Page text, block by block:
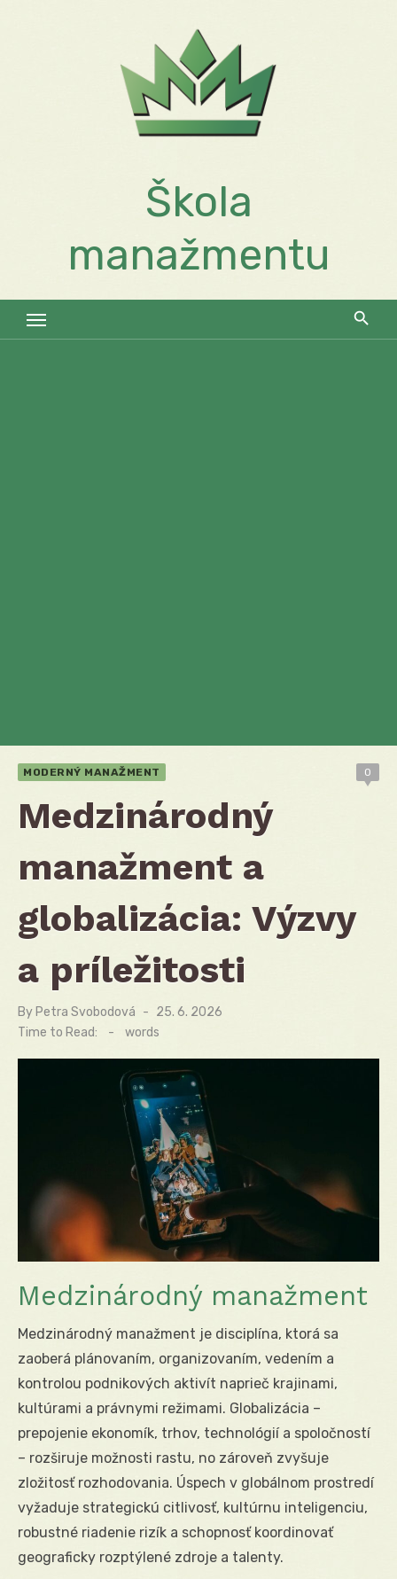
Škola
manažmentu
MODERNÝ MANAŽMENT 0
Medzinárodný
manažment a
globalizácia: Výzvy
a príležitosti
By Petra Svobodová
Posted
on
25. 6. 2026
Time to Read:
- words
Medzinárodný manažment
Medzinárodný manažment je disciplína, ktorá sa
zaoberá plánovaním, organizovaním, vedením a
kontrolou podnikových aktivít naprieč krajinami,
kultúrami a právnymi režimami. Globalizácia –
prepojenie ekonomík, trhov, technológií a spoločností
– rozširuje možnosti rastu, no zároveň zvyšuje
zložitosť rozhodovania. Úspech v globálnom prostredí
vyžaduje strategickú citlivosť, kultúrnu inteligenciu,
robustné riadenie rizík a schopnosť koordinovať
geograficky rozptýlené zdroje a talenty.